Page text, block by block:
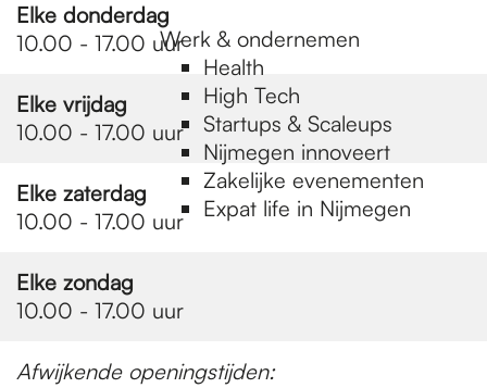
Werk & ondernemen
Health
High Tech
Startups & Scaleups
Nijmegen innoveert
Zakelijke evenementen
Expat life in Nijmegen
Elke donderdag
10.00 - 17.00 uur
Elke vrijdag
10.00 - 17.00 uur
Elke zaterdag
10.00 - 17.00 uur
Elke zondag
10.00 - 17.00 uur
Afwijkende openingstijden: